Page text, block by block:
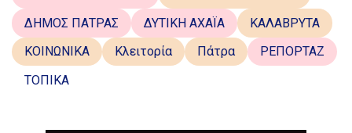
ΔΗΜΟΣ ΠΑΤΡΑΣ
ΔΥΤΙΚΗ ΑΧΑΪΑ
ΚΑΛΑΒΡΥΤΑ
ΚΟΙΝΩΝΙΚΑ
Κλειτορία Πάτρα
ΡΕΠΟΡΤΑΖ
ΤΟΠΙΚΑ